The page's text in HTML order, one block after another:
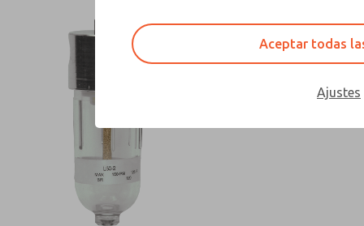
Contact ROSS
Aceptar todas
Ajustes